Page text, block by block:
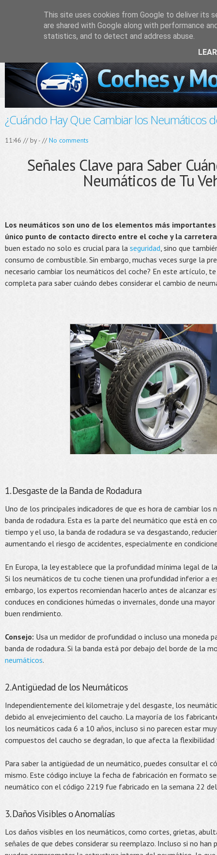
¿Cuándo Hay Que Cambiar los Neumáticos
11:46 // by- //No comments
Señales Clave para Saber
Neumáticos de Tu
Los neumáticos son uno de los elementos más
único punto de contacto directo entre el coche y la
buen estado no solo es crucial para la seguridad, sino que
consumo de combustible. Sin embargo, muchas veces surge la
necesario cambiar los neumáticos del coche? En este artículo,
completa para saber cuándo debes considerar el cambio de
1. Desgaste de la Banda de Rodadura
Uno de los principales indicadores de que es hora de cambiar
banda de rodadura. Esta es la parte del neumático que está en
tiempo y el uso, la banda de rodadura se va desgastando,
aumentando el riesgo de accidentes, especialmente en
En Europa, la ley establece que la profundidad mínima legal de
Si los neumáticos de tu coche tienen una profundidad inferior a
embargo, los expertos recomiendan hacerlo antes de alcanzar
conduces en condiciones húmedas o invernales, donde una
buen rendimiento.
Consejo: Usa un medidor de profundidad o incluso una moneda
banda de rodadura. Si la banda está por debajo del borde de la
neumáticos.
2. Antigüedad de los Neumáticos
Independientemente del kilometraje y del desgaste, los
debido al envejecimiento del caucho. La mayoría de los
los neumáticos cada 6 a 10 años, incluso si no parecen estar
compuestos del caucho se degradan, lo que afecta la
Para saber la antigüedad de un neumático, puedes consultar el
mismo. Este código incluye la fecha de fabricación en formato
neumático con el código 2219 fue fabricado en la semana 22
3. Daños Visibles o Anomalías
Los daños visibles en los neumáticos, como cortes, grietas,
señales de que debes considerar su reemplazo. Incluso si no han
This site uses cookies from Google to deliver its
are shared with Google along with performance
statistics, and to detect and address abuse.